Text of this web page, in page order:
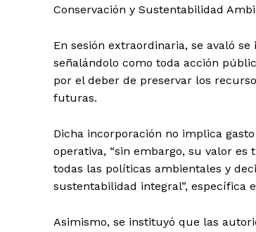
Conservación y Sustentabilidad
En sesión extraordinaria, se avaló
señalándolo como toda acción
por el deber de preservar los
futuras.
Dicha incorporación no implica
operativa, “sin embargo, su valor
todas las políticas ambientales y
sustentabilidad integral”, específica
Asimismo, se instituyó que las